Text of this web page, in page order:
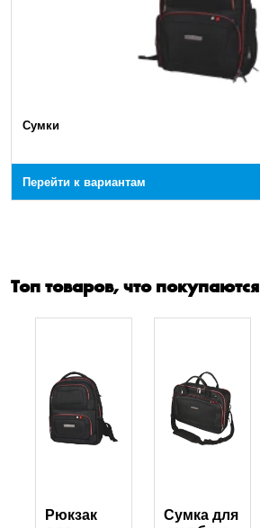
Сумки
Перейти к вариантам
Топ товаров, что покупаются
Рюкзак
Сумка для